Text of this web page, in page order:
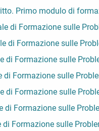
Primo modulo di
di Formazione sulle
di Formazione sulle
di Formazione sulle
di Formazione sulle
di Formazione sulle
di Formazione sulle
di Formazione sulle